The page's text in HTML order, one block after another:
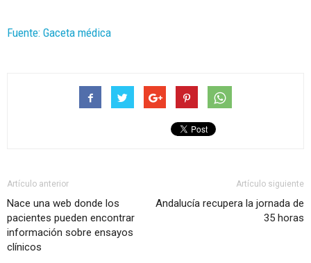
Fuente: Gaceta médica
Artículo anterior
Nace una web donde los
pacientes pueden encontrar
información sobre ensayos
clínicos
Artículo siguiente
Andalucía recupera la jornada de
35 horas